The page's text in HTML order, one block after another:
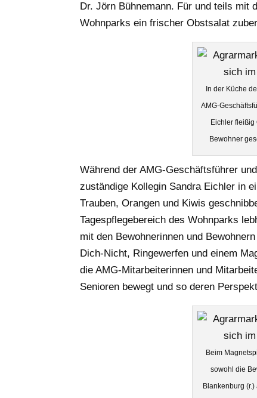
Dr. Jörn Bühnemann. Für und teils mit
Wohnparks ein frischer Obstsalat
In der Küche
AMG-
Eichler fleißig
Bewohner
Während der AMG-Geschäftsführer
zuständige Kollegin Sandra Eichler in
Trauben, Orangen und Kiwis
Tagespflegebereich des Wohnparks
mit den Bewohnerinnen und
Dich-Nicht, Ringewerfen und einem
die AMG-Mitarbeiterinnen und
Senioren bewegt und so deren
Beim
sowohl die
Blankenburg